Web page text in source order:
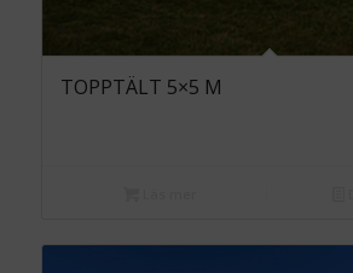
TOPPTÄLT 5×5 M